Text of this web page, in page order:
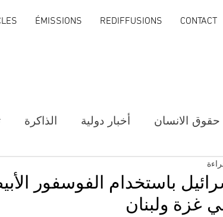
ÉMISSIONS REDIFFUSIONS CONTACT
حقوق الانسان أخبار دولية الذاكرة
باستخدام الفوسفور
غزة ولبنان